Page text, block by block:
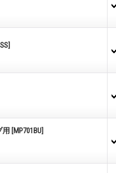
用 [MP701BU]